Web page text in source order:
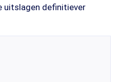
uitslagen definitiever